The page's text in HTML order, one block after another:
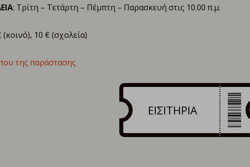
: Τρίτη – Τετάρτη – Πέμπτη – Παρασκευή στις 10.00 π.μ.
(κοινό), 10 € (σχολεία)
της παράστασης
ΕΙΣΙΤΗΡΙΑ